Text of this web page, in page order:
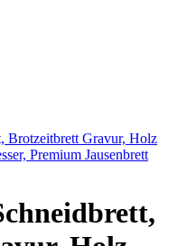
Brotzeitbrett Gravur, Holz
Premium Jausenbrett